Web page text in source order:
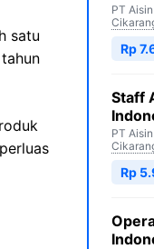
satu
PT
Rp
Staff
PT
Rp